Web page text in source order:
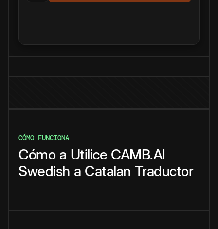
CÓMO FUNCIONA
Cómo a Utilice CAMB.AI
Swedish a Catalan Traductor